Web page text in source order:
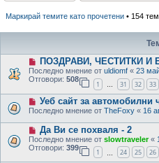
Маркирай темите като прочетени • 154
ПОЗДРАВИ, ЧЕСТИТКИ И
Последно мнение от uldiomf « 23
Отговори: 508
1 … 31 32 33
Уеб сайт за автомобилни
Последно мнение от TheFoxy « 16
Да Ви се похваля - 2
Последно мнение от slowtraveler«
Отговори: 399
1 24 25 26